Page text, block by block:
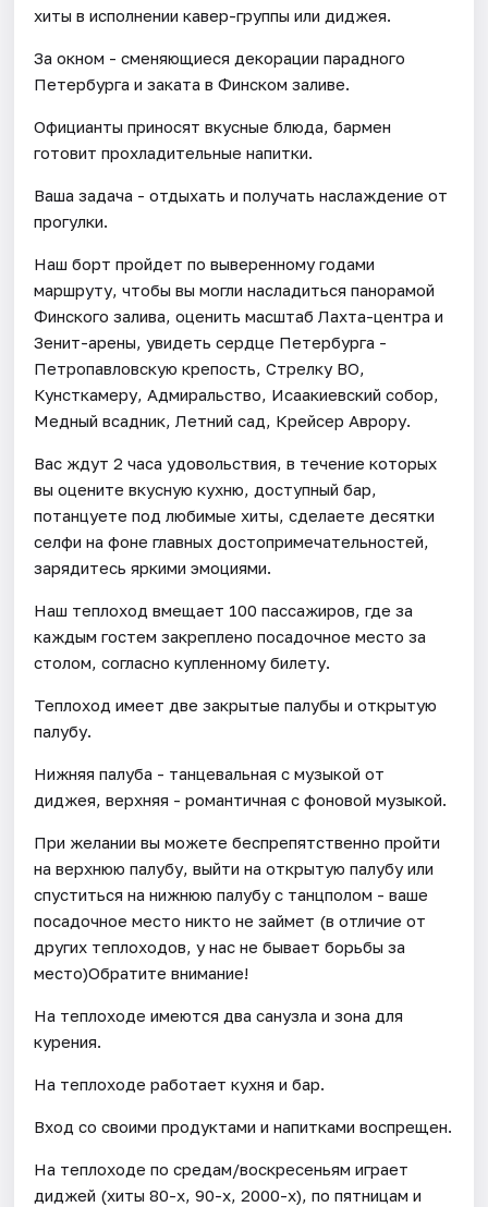
хиты в исполнении кавер-группы или диджея.
За окном - сменяющиеся декорации парадного
Петербурга и заката в Финском заливе.
Официанты приносят вкусные блюда, бармен
готовит прохладительные напитки.
Ваша задача - отдыхать и получать наслаждение от
прогулки.
Наш борт пройдет по выверенному годами
маршруту, чтобы вы могли насладиться панорамой
Финского залива, оценить масштаб Лахта-центра и
Зенит-арены, увидеть сердце Петербурга -
Петропавловскую крепость, Стрелку ВО,
Кунсткамеру, Адмиральство, Исаакиевский собор,
Медный всадник, Летний сад, Крейсер Аврору.
Вас ждут 2 часа удовольствия, в течение которых
вы оцените вкусную кухню, доступный бар,
потанцуете под любимые хиты, сделаете десятки
селфи на фоне главных достопримечательностей,
зарядитесь яркими эмоциями.
Наш теплоход вмещает 100 пассажиров, где за
каждым гостем закреплено посадочное место за
столом, согласно купленному билету.
Теплоход имеет две закрытые палубы и открытую
палубу.
Нижняя палуба - танцевальная с музыкой от
диджея, верхняя - романтичная с фоновой музыкой.
При желании вы можете беспрепятственно пройти
на верхнюю палубу, выйти на открытую палубу или
спуститься на нижнюю палубу с танцполом - ваше
посадочное место никто не займет (в отличие от
других теплоходов, у нас не бывает борьбы за
место)Обратите внимание!
На теплоходе имеются два санузла и зона для
курения.
На теплоходе работает кухня и бар.
Вход со своими продуктами и напитками воспрещен.
На теплоходе по средам/воскресеньям играет
диджей (хиты 80-х, 90-х, 2000-х), по пятницам и